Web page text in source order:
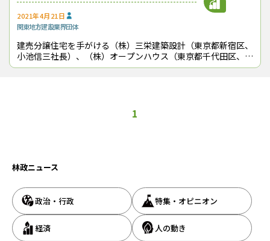
2021年4月21日
関東地方建設業界団体
建売分譲住宅を手がける（株）三栄建築設計（東京都新宿区、
小池信三社長）、（株）オープンハウス（東京都千代田区、荒
井正昭社長）、ケイアイスター不動産（株）（埼玉県本庄市、
1
林政ニュース
政治・行政 特集・オピニオン
経済 人の動き